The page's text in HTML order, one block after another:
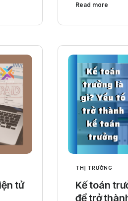
Read more
tử
THỊ TRƯỜNG
Kế toán
để trở